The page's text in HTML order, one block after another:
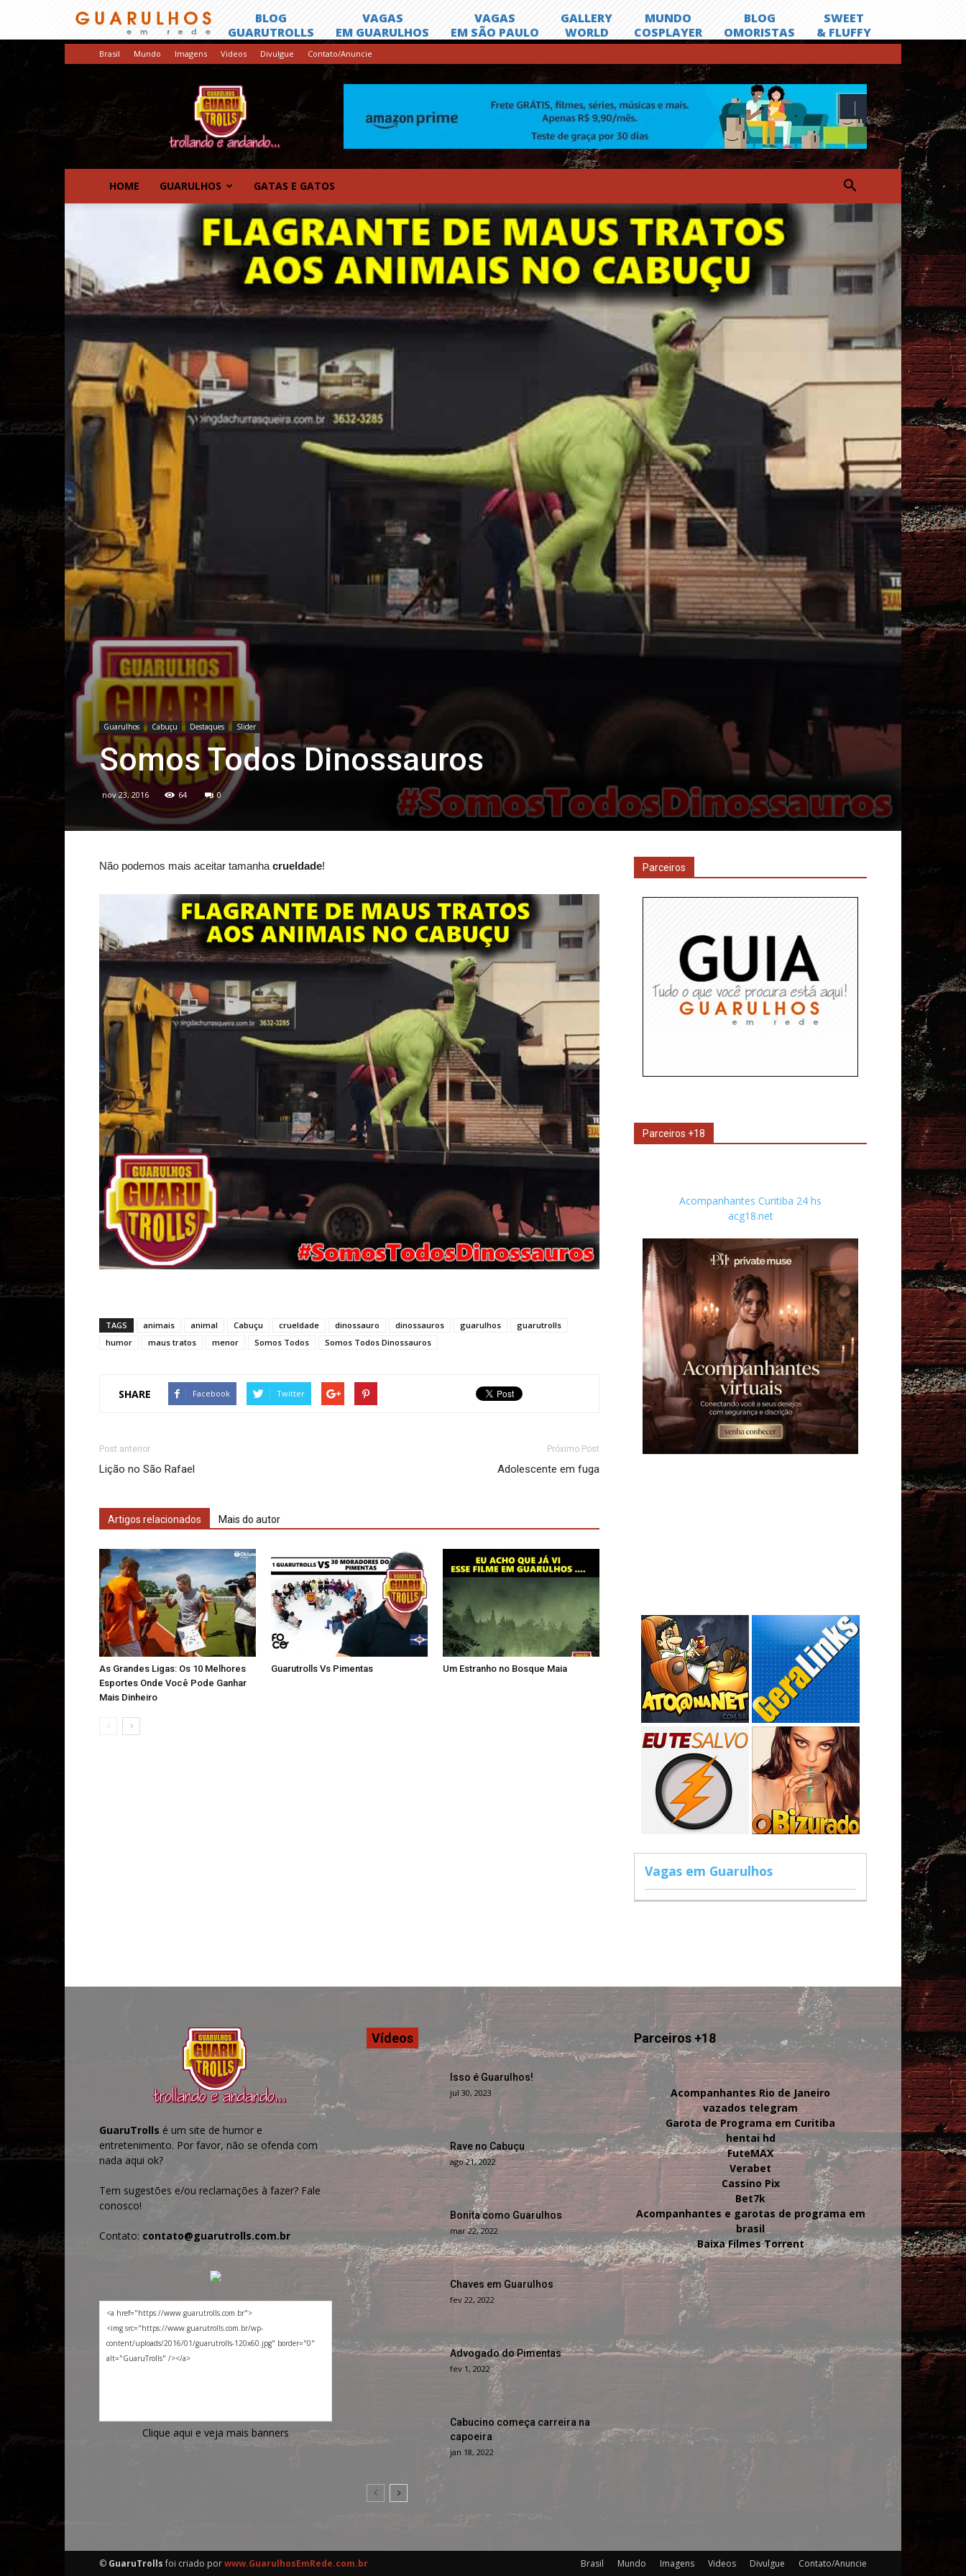
Brasil Mundo Imagens Videos Divulgue Contato/Anuncie
HOME GUARULHOS GATAS E GATOS
Guarulhos Cabuçu Destaques Slider
Somos Todos Dinossauros
nov 23, 2016 64 0
Não podemos mais aceitar tamanha crueldade!
TAGS animais animal Cabuçu crueldade dinossauro dinossauros guarulhos
guarutrolls
humor
maus tratos menor Somos Todos Somos Todos Dinossauros
SHARE Facebook Twitter
Post anterior
Lição no São Rafael
Próximo Post
Adolescente em fuga
Artigos relacionados Mais do autor
As Grandes Ligas: Os 10 Melhores
Esportes Onde Você Pode Ganhar
Mais Dinheiro
Guarutrolls Vs Pimentas Um Estranho no Bosque Maia
Parceiros
Parceiros +18
Acompanhantes Curitiba 24 hs
acg18.net
Vagas em Guarulhos
GuaruTrolls é um site de humor e
entretenimento. Por favor, não se ofenda com
nada aqui ok?
Tem sugestões e/ou reclamações à fazer? Fale
conosco!
Contato: contato@guarutrolls.com.br
Clique aqui e veja mais banners
Vídeos
Isso é Guarulhos!
jul 30, 2023
Rave no Cabuçu
ago 21, 2022
Bonita como Guarulhos
mar 22, 2022
Chaves em Guarulhos
fev 22, 2022
Advogado do Pimentas
fev 1, 2022
Cabucino começa carreira na
capoeira
jan 18, 2022
Parceiros +18
Acompanhantes Rio de Janeiro
vazados telegram
Garota de Programa em Curitiba
hentai hd
FuteMAX
Verabet
Cassino Pix
Bet7k
Acompanhantes e garotas de programa em
brasil
Baixa Filmes Torrent
Brasil Mundo Imagens Videos Divulgue Contato/Anuncie
© GuaruTrollsfoi criado porwww.GuarulhosEmRede.com.br